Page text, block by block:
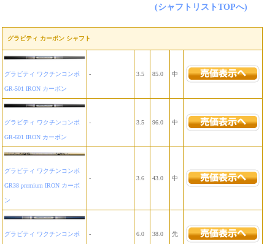
(シャフトリストTOPへ)
グラビティ カーボン シャフト
グラビティ ワクチンコンポ
GR-501 IRON カーボン
- 3.5 85.0 中
グラビティ ワクチンコンポ
GR-601 IRON カーボン
- 3.5 96.0 中
グラビティ ワクチンコンポ
GR38 premium IRON カーボ
ン
- 3.6 43.0 中
グラビティ ワクチンコンポ - 6.0 38.0 先